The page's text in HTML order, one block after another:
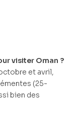
visiter Oman ?
et avril,
(25-
bien des